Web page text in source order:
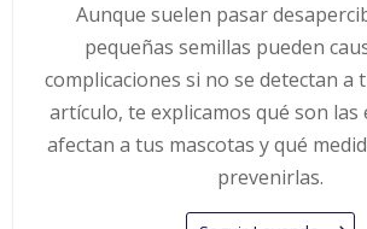
Aunque suelen pasar
pequeñas semillas pueden
complicaciones si no se detectan a
artículo, te explicamos qué son las
afectan a tus mascotas y qué
prevenirlas.